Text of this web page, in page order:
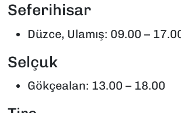
Seferihisar
Düzce, Ulamış: 09.00 –
Selçuk
Gökçealan: 13.00 – 18.00